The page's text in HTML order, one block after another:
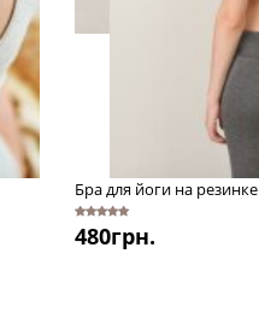
Бра для йоги на резинке
5из 5
480грн.